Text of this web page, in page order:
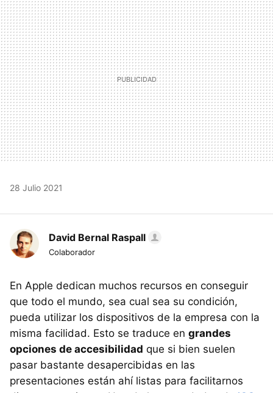
MAIL
28 Julio 2021
David Bernal Raspall
Colaborador
En Apple dedican muchos recursos en conseguir
que todo el mundo, sea cual sea su condición,
pueda utilizar los dispositivos de la empresa con la
misma facilidad. Esto se traduce en grandes
opciones de accesibilidad que si bien suelen
pasar bastante desapercibidas en las
presentaciones están ahí listas para facilitarnos